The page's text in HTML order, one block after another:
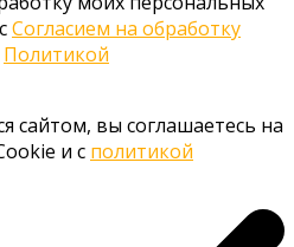
Согласием на обработку
Политикой
сайтом, вы соглашаетесь на
и с политикой